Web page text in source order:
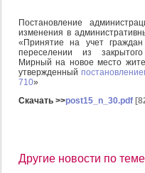
Постановление
изменения в
«Принятие на учет
переселении из закрытого
Мирный на новое место
утвержденный
710»
Скачать >>post15_n_30.pdf
Другие новости по